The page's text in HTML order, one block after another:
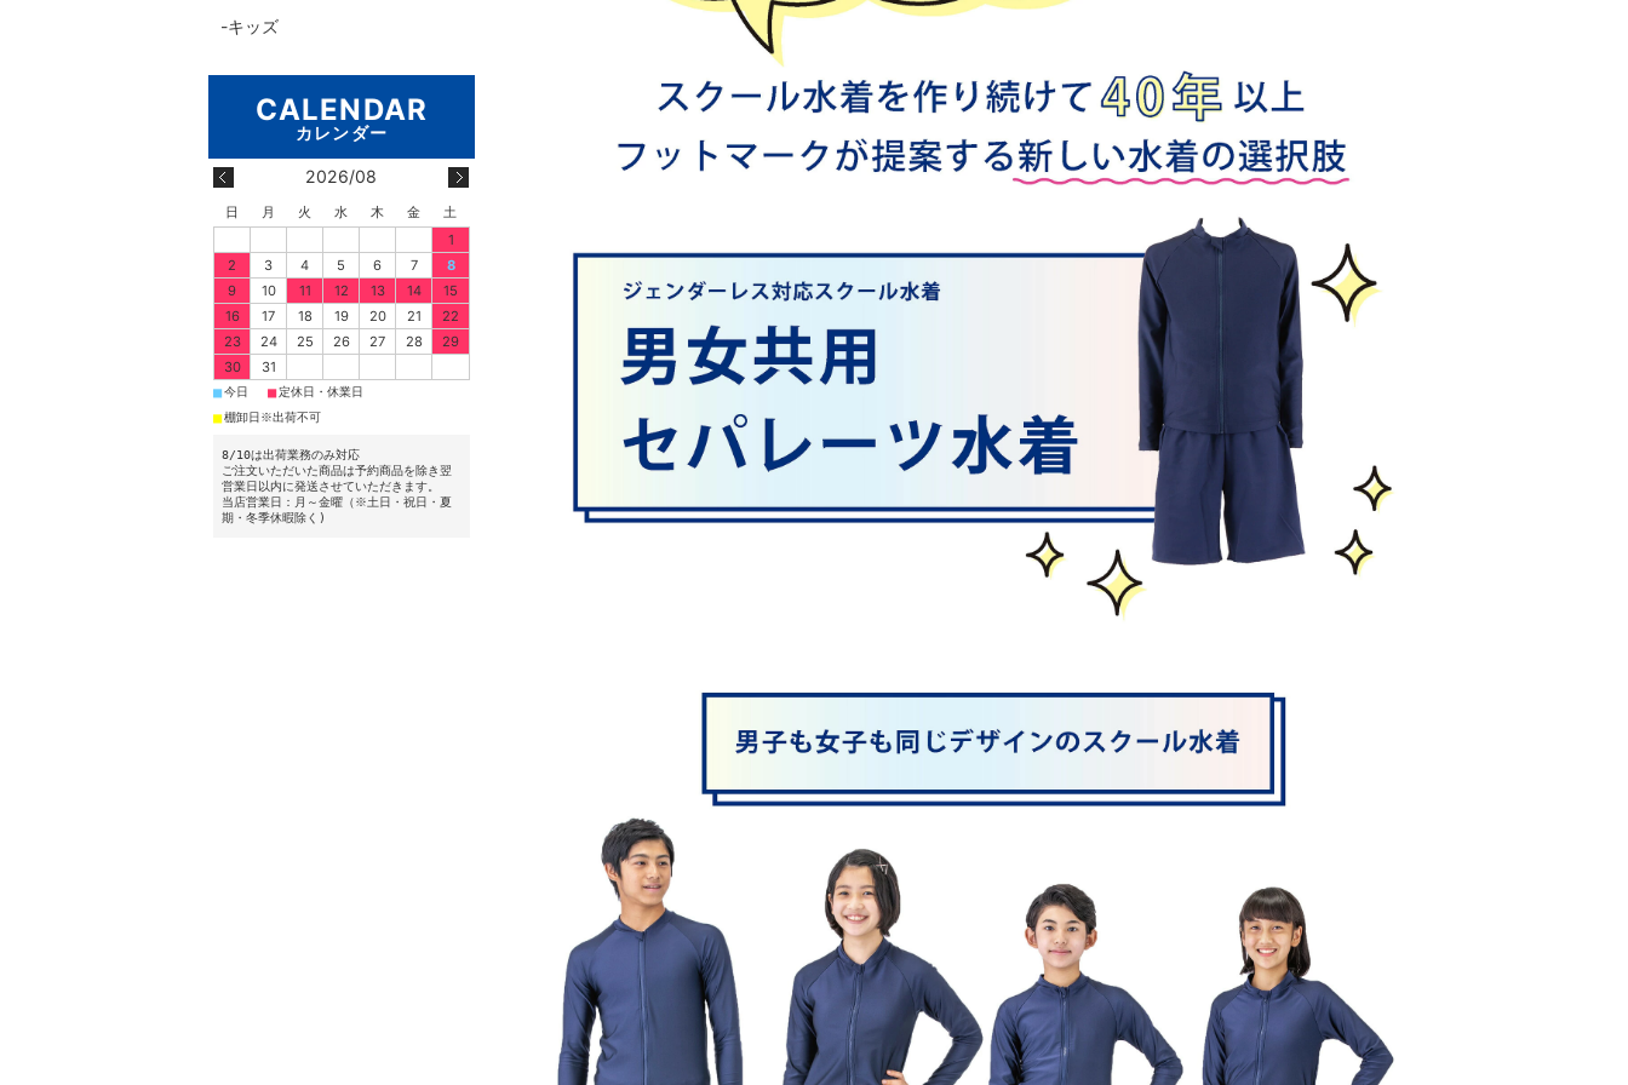
キッズ
2026/08
日 月 火 水 木 金
土
1
2
3 4 5 6 7
8
9
10 11 12 13 14
15
16
17 18 19 20 21
22
23
24 25 26 27 28
29
30
31
■今日 ■定休日・休業日
■棚卸日※出荷不可
8/10は出荷業務のみ対応
ご注文いただいた商品は予約商品を除き翌
営業日以内に発送させていただきます。
当店営業日：月～金曜（※土日・祝日・夏
期・冬季休暇除く)